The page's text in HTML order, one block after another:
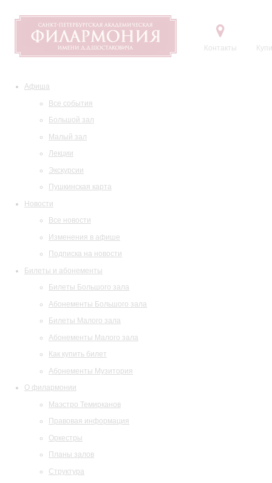
Контакты
Афиша
Все события
Большой зал
Малый зал
Лекции
Экскурсии
Пушкинская карта
Новости
Все новости
Изменения в афише
Подписка на новости
Билеты и абонементы
Билеты Большого зала
Абонементы Большого зала
Билеты Малого зала
Абонементы Малого зала
Как купить билет
Абонементы Музитория
О филармонии
Маэстро Темирканов
Правовая информация
Оркестры
Планы залов
Структура